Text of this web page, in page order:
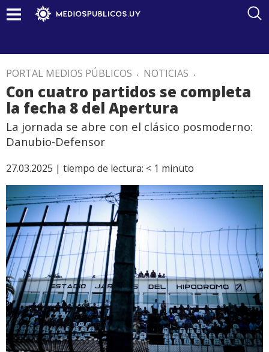
PORTAL MEDIOS PÚBLICOS . NOTICIAS .
Con cuatro partidos se completa
la fecha 8 del Apertura
La jornada se abre con el clásico posmoderno:
Danubio-Defensor
27.03.2025 | tiempo de lectura: < 1 minuto